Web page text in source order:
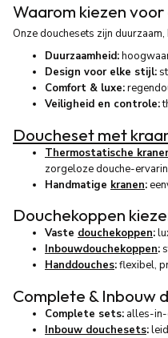
Waarom kiezen
Onze douchesets zijn
Duurzaamheid:
Design voor elke stijl:
Comfort & luxe:
Veiligheid en controle:
Doucheset met
Thermostatische
zorgeloze douche-
Handmatige kranen:
Douchekoppen
Vaste douchekoppen:
Inbouwdouchekoppen:
Handdouches:flexibel,
Complete & Inbouw
Complete sets: alles-
Inbouw douchesets: